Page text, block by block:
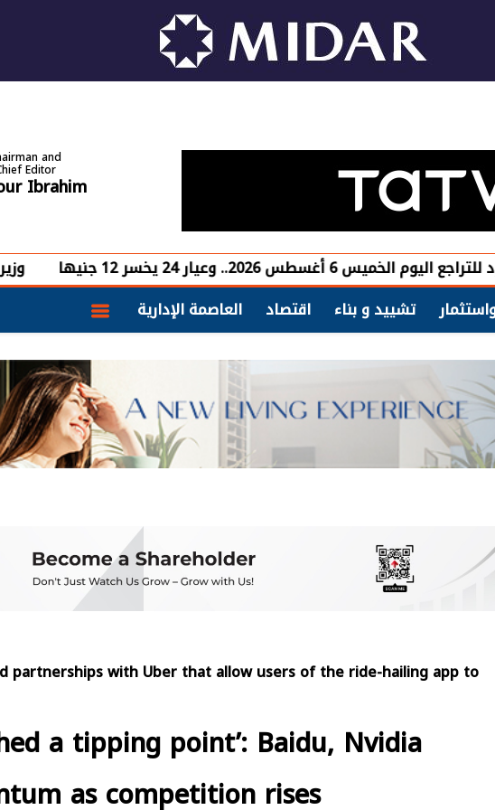
and
Editor
Ibrahim
وزير الاستثمار 24 يخسر 12 جنيها
تشييد و بناء اقتصاد العاصمة الإدارية
partnerships with Uber that allow users of the ride-hailing app to
a tipping point’: Baidu, Nvidia
as competition rises